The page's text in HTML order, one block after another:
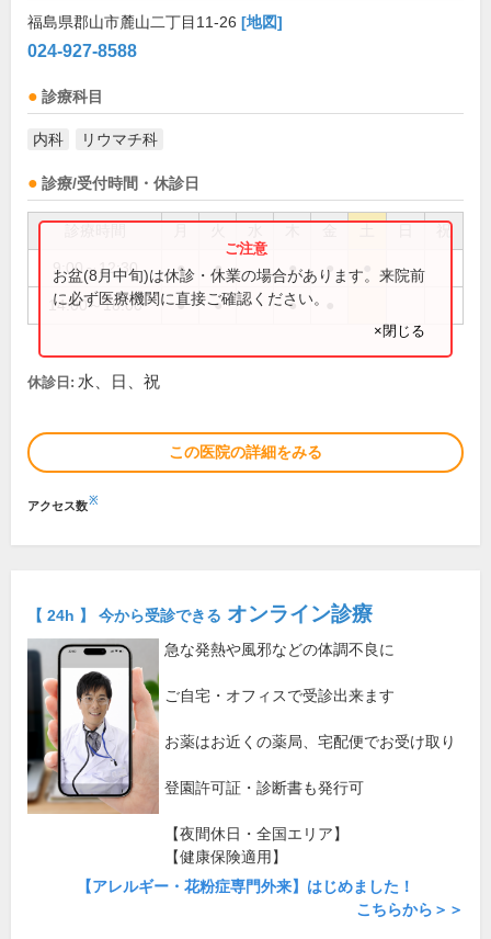
福島県郡山市麓山二丁目11-26 [地図]
024-927-8588
診療科目
内科 リウマチ科
診療/受付時間・休診日
祝
9:00～12:30 ● ● ● ●
14:00～18:00 ● ● ●
お盆(8月中旬)は休診・休業の場合があります。来院前
に必ず医療機関に直接ご確認ください。
×閉じる
休診日: 水、日、祝
この医院の詳細をみる
アクセス数※
【 24h 】 今から受診できる オンライン診療
急な発熱や風邪などの体調不良に
ご自宅・オフィスで受診出来ます
お薬はお近くの薬局、宅配便でお受け取り
登園許可証・診断書も発行可
【夜間休日・全国エリア】
【健康保険適用】
【アレルギー・花粉症専門外来】はじめました！
こちらから＞＞